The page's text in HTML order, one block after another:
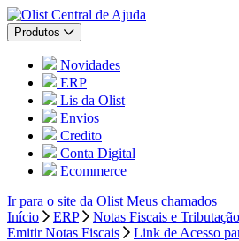
Central de Ajuda
Produtos
Novidades
ERP
Lis da Olist
Envios
Credito
Conta Digital
Ecommerce
Ir para o site da Olist Meus chamados
Início
ERP Notas Fiscais e Tributação
Emitir Notas Fiscais
Link de Acesso